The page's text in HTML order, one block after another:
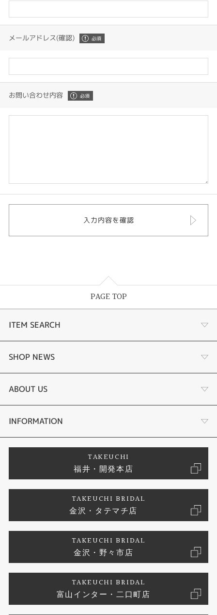
メールアドレス(確認)
お問い合わせ内容
PAGE TOP
ITEM SEARCH
婚約指輪
結婚指輪
セットリング
婚約ネックレス
エタニティリング
SHOP NEWS
ふくい時計宝石修理研究所
タケウチのこだわり
プロポーズサポート
ブランドリスト
ジュエリーリフォーム
ABOUT US
会社概要
お客様の声
INFORMATION
プライバシーポリシー
TAKEUCHI
福井・開発本店
TAKEUCHI BRIDAL
金沢・タテマチ店
TAKEUCHI BRIDAL
金沢・野々市店
TAKEUCHI BRIDAL
富山インター・二口町店